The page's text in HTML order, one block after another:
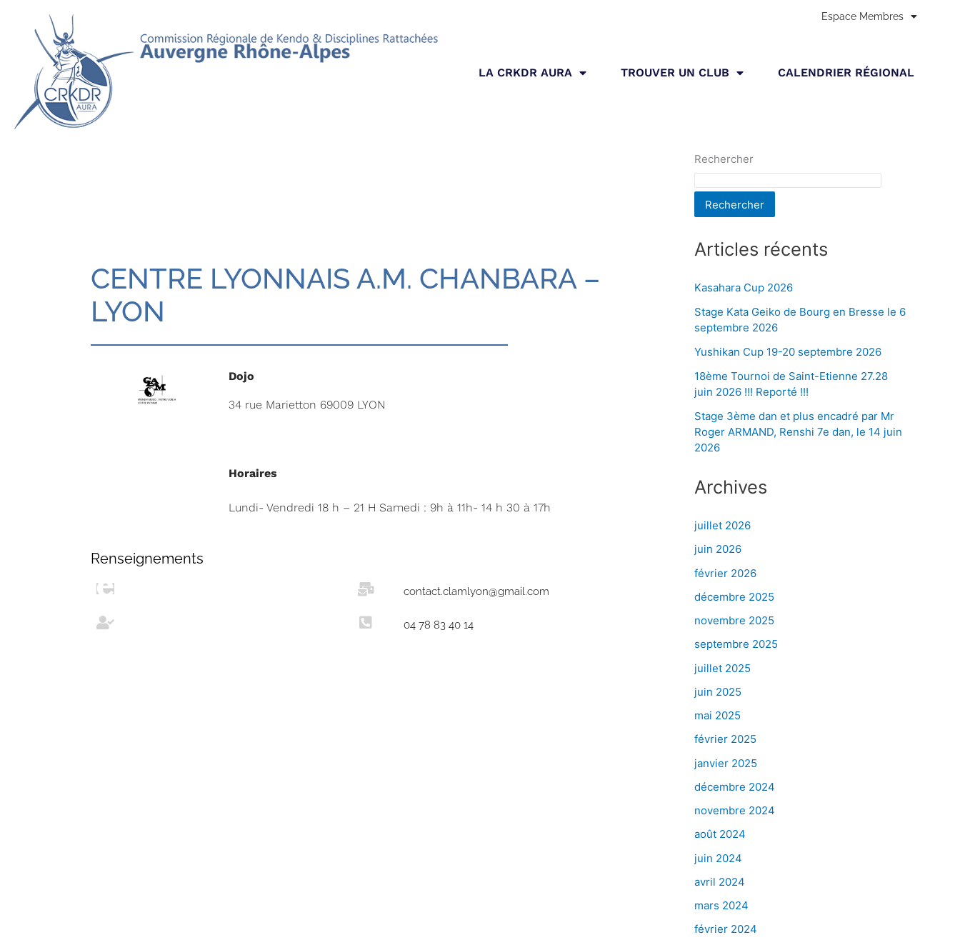
contenu
Espace Membres
LA CRKDR AURA TROUVER UN CLUB CALENDRIER RÉGIONAL
CENTRE LYONNAIS A.M. CHANBARA –
LYON
Dojo
34 rue Marietton 69009 LYON
Horaires
Lundi- Vendredi 18 h – 21 H Samedi : 9h à 11h- 14 h 30 à 17h
Renseignements
contact.clamlyon@gmail.com
04 78 83 40 14
Rechercher
Rechercher
Articles récents
Kasahara Cup 2026
Stage Kata Geiko de Bourg en Bresse le 6
septembre 2026
Yushikan Cup 19-20 septembre 2026
18ème Tournoi de Saint-Etienne 27.28
juin 2026 !!! Reporté !!!
Stage 3ème dan et plus encadré par Mr
Roger ARMAND, Renshi 7e dan, le 14 juin
2026
Archives
juillet 2026
juin 2026
février 2026
décembre 2025
novembre 2025
septembre 2025
juillet 2025
juin 2025
mai 2025
février 2025
janvier 2025
décembre 2024
novembre 2024
août 2024
juin 2024
avril 2024
mars 2024
février 2024